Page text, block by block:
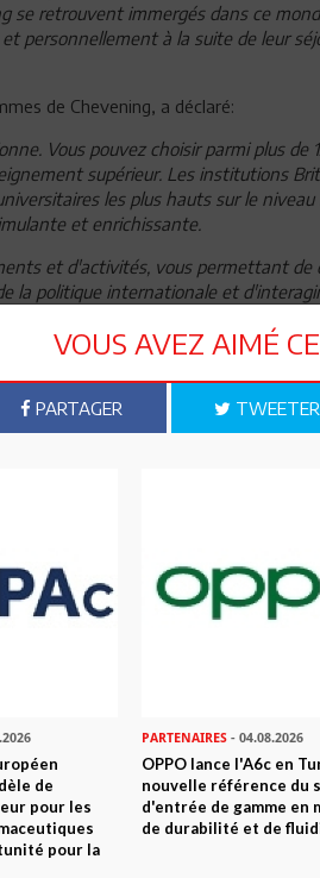
se retrouvent immergés dans ce
personnellement à la suite de leur
de Chevening, a déclaré:
Vous pouvez choisir parmi plus de
supérieur. Les institutions
les plus hauts sur le niveau
et enrichissante.
et d'activités, vous permettant de
la politique internationale et
et sociaux.»
de sept chercheurs Tunisiens,
Les candidats retenus ont
Instagram.
bourses d'études du gouvernement
et des organisations partenaires. Les
an, ont enseigné des degrés de
futurs dirigeants, décideurs, et des
devenues, depuis, un prestigieux
VOUS AVEZ AIMÉ
PARTAGER TWEETER
de
pour les
pour la
PARTENAIRES - 04.08.2026
OPPO lance l'A6c en
nouvelle référence du
d'entrée de gamme en
de durabilité et de